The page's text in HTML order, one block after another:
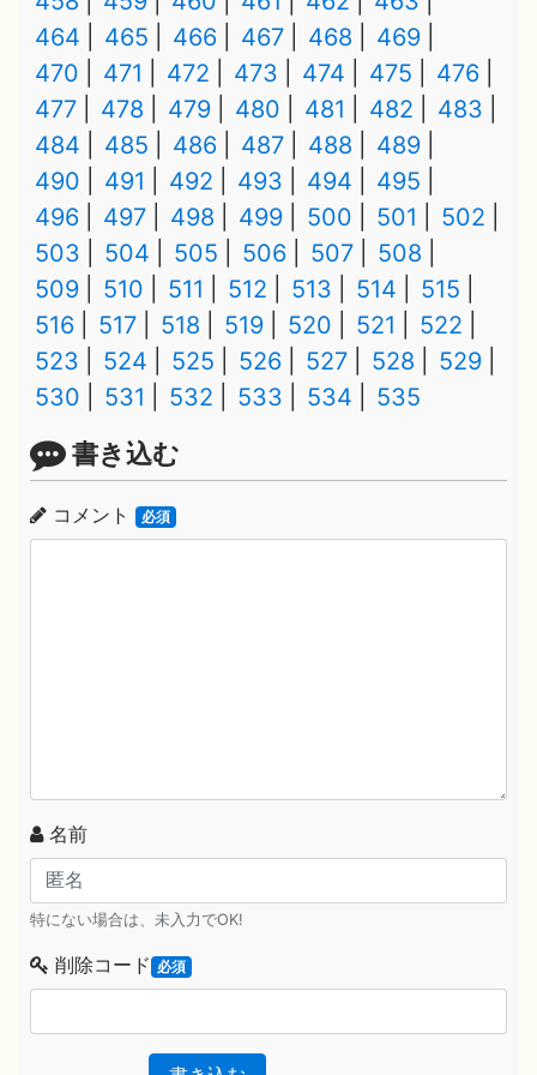
464
465 466 467 468
469
470
471 472 473 474 475
476
477
478 479 480 481 482
483
484
485 486 487 488
489
490
491 492 493 494
495
496
497 498 499 500 501
502
503
504 505 506 507
508
509
510 511 512 513 514
515
516
517 518 519 520 521
522
523
524 525 526 527 528
529
530
531 532 533 534 535
書き込む
コメント 必須
名前
特にない場合は、未入力でOK!
削除コード 必須